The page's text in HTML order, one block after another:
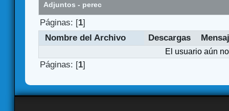
Adjuntos - perec
Páginas: [1]
Nombre del Archivo
Descargas
El usuario aún
Páginas: [1]